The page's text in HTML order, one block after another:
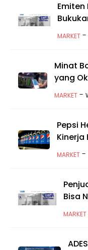
Emiten
MARKET-
Minat
yang
MARKET-
Pepsi
Kinerja
MARKET-
Bisa
MARKET